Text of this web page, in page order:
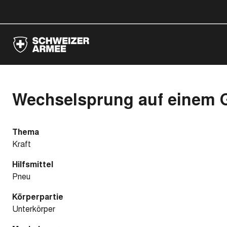
Wechselsprung auf einem
Thema
Kraft
Hilfsmittel
Pneu
Körperpartie
Unterkörper